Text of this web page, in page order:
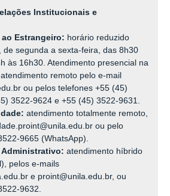
Institucionais e
Estrangeiro: horário reduzido
de segunda a sexta-feira, das 8h30
às 16h30. Atendimento presencial na
remoto pelo e-mail
ou pelos telefones+55 (45)
3522-9624 e+55(45) 3522-9631.
atendimento totalmente remoto,
ou pelo
9665 (WhatsApp).
Administrativo:atendimento híbrido
pelos e-mails
e proint@unila.edu.br, ou
9632.